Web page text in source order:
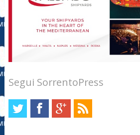
Segui SorrentoPress